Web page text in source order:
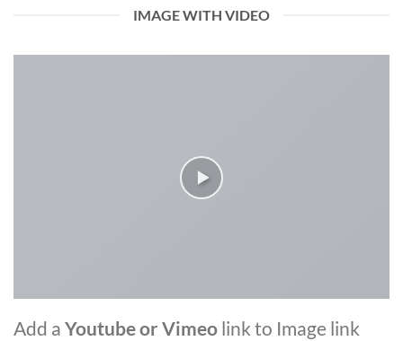
IMAGE WITH VIDEO
Add a Youtube or Vimeo link to Image link